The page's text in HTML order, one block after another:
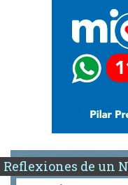
Reflexiones de un